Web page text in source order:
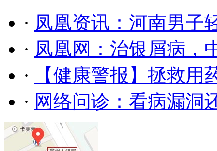
· 凤凰资讯：河南男子
· 凤凰网：治银屑病，
·
【健康警报】拯救
· 网络问诊：看病漏洞